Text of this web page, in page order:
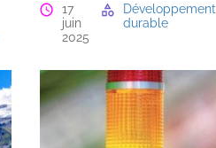
17
juin
2025
Développement
durable